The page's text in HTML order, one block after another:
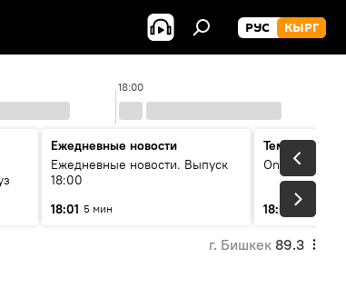
РУС КЫРГ
18:00
Ежедневные новости
Ежедневные новости. Выпуск
18:00
18:01 5 мин
Тема дня
On air
18:07
г. Бишкек 89.3